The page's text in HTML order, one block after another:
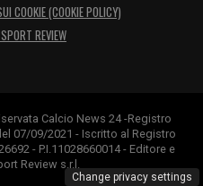
COOKIE (COOKIE POLICY)
REVIEW
Calcio News 24 -Registro
07/09/2021 - Iscritto al Registro
- P.I.11028660014 - Editore e
Review s.r.l.
Change privacy settings